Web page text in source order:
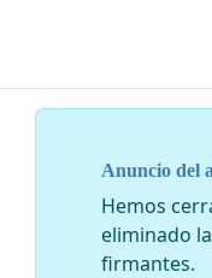
Anuncio del
Hemos
eliminado
firmantes.